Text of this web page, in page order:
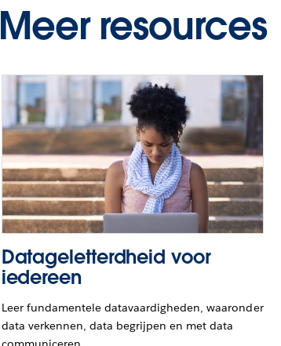
Meer resources
Datageletterdheid voor
iedereen
Leer fundamentele datavaardigheden, waaronder
data verkennen, data begrijpen en met data